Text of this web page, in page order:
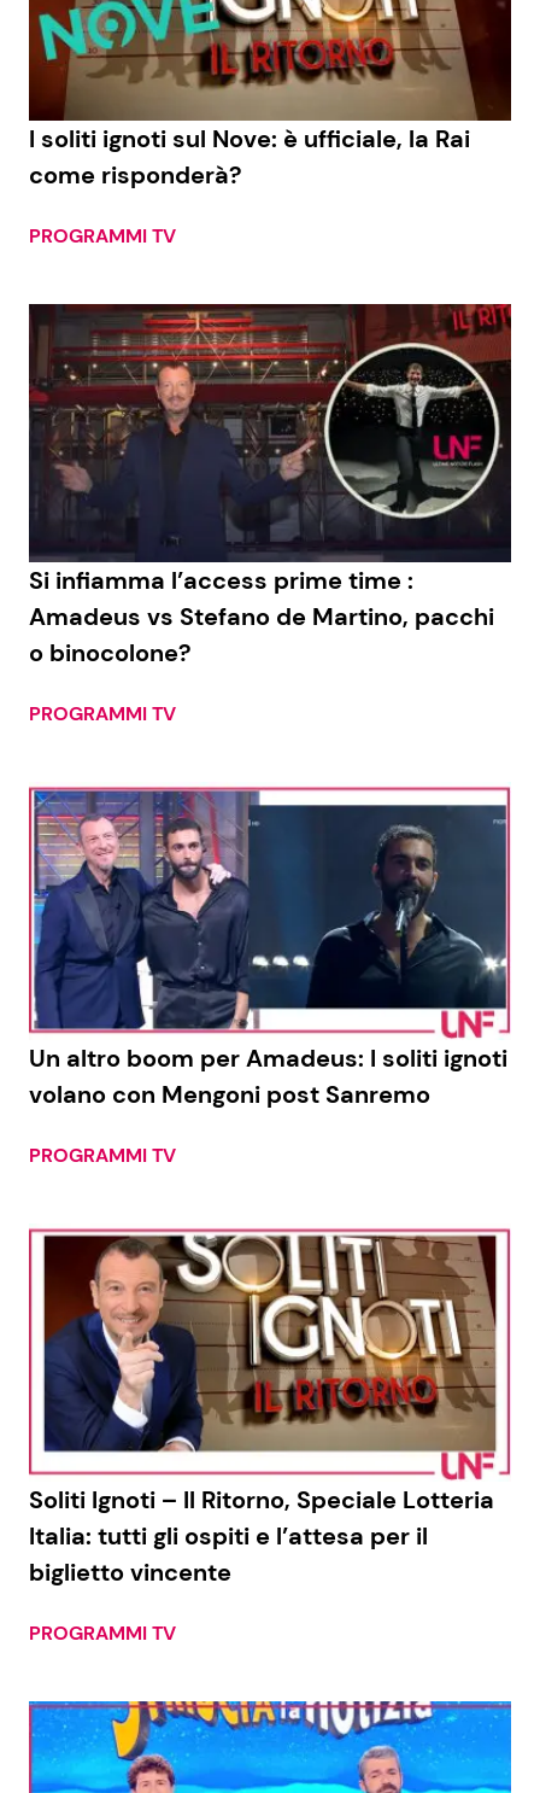
Economia
Persone Scomparse
Fiction e Serie TV
Programmi TV
Reality e Talent
ShowBiz
News Cinema
News Musica
News Spettacolo
Social News
News dal mondo
Benessere
Casa
Moda e Style
Mondo Mamma
News benessere
Salute
Viaggi e Turismo
Festività
Cucina e Ricette
Le Ricette in TV
Primi Piatti
Ricette Facili e Veloci
Ricette Feste
Ricette per Bambini
Seguici
Chi siamo
Disclaimer e Privacy
Redazione
Contattaci
Pubblicità
Privacy Policy
I soliti ignoti sul Nove: è ufficiale, la Rai
come risponderà?
PROGRAMMI TV
Si infiamma l’access prime time :
Amadeus vs Stefano de Martino, pacchi
o binocolone?
PROGRAMMI TV
Un altro boom per Amadeus: I soliti ignoti
volano con Mengoni post Sanremo
PROGRAMMI TV
Soliti Ignoti – Il Ritorno, Speciale Lotteria
Italia: tutti gli ospiti e l’attesa per il
biglietto vincente
PROGRAMMI TV